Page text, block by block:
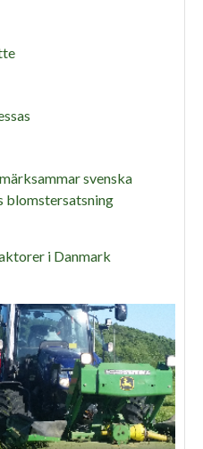
svenska
blomstersatsning
i Danmark